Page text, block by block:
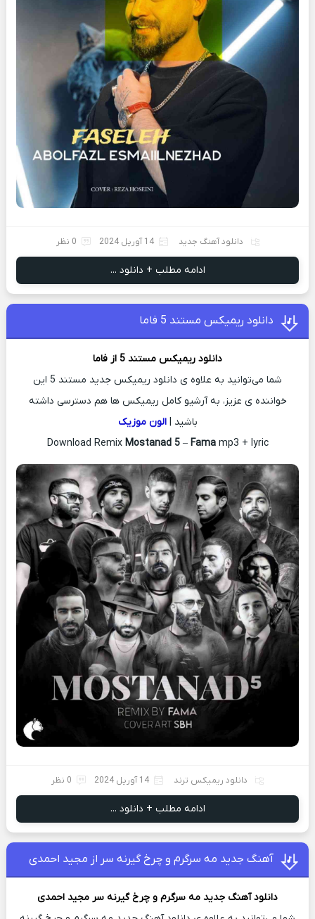
دانلود آهنگ جدید 14 آوریل 2024 0 نظر
ادامه مطلب + دانلود ...
دانلود ریمیکس مستند 5 فاما
دانلود ریمیکس مستند 5 از
فاما
شما می‌توانید به علاوه ی دانلود ریمیکس جدید مستند 5 این
خواننده ی عزیز، به آرشیو کامل ریمیکس ها هم دسترسی داشته
باشید |الون موزیک
Download Remix Mostanad 5– Famamp3 + lyric
دانلود ریمیکس ترند 14 آوریل 2024 0 نظر
ادامه مطلب + دانلود ...
آهنگ جدید مه سرگرم و چرخ گیرنه سر از مجید احمدی
دانلود آهنگ جدید مه سرگرم و چرخ گیرنه سر مجید احمدی